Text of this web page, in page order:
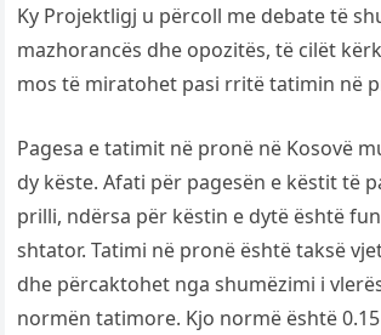
Ky Projektligj u përcoll me debate të
mazhorancës dhe opozitës, të cilët
mos të miratohet pasi rritë tatimin në
Pagesa e tatimit në pronë në Kosovë
dy këste. Afati për pagesën e këstit të
prilli, ndërsa për këstin e dytë është
shtator. Tatimi në pronë është taksë
dhe përcaktohet nga shumëzimi i
normën tatimore. Kjo normë është